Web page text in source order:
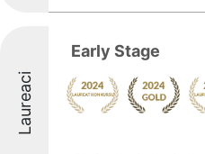
Laureaci
Early Stage